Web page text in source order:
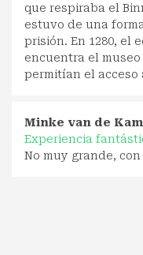
que respiraba el
estuvo de una
prisión. En 1280, el
encuentra el
permitían el acceso
Minke van de
Experiencia
No muy grande,